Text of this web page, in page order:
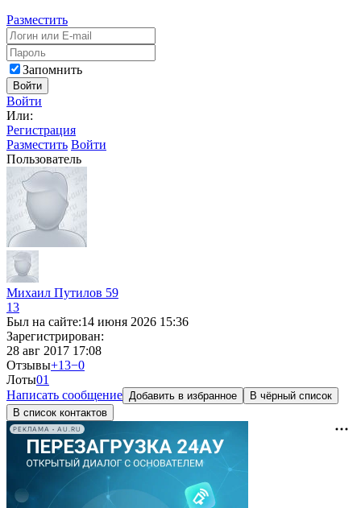
Разместить
Запомнить
Войти
Войти
Или:
Регистрация
Разместить Войти
Пользователь
Михаил Путилов 59
13
Был на сайте:14 июня 2026 15:36
Зарегистрирован:
28 авг 2017 17:08
Отзывы+13−0
Лоты01
Написать сообщение Добавить в избранное
В чёрный список
В список контактов
РЕКЛАМА • AU.RU